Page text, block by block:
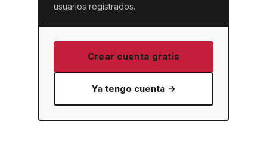
usuarios registrados.
Crear cuenta gratis
Ya tengo cuenta →